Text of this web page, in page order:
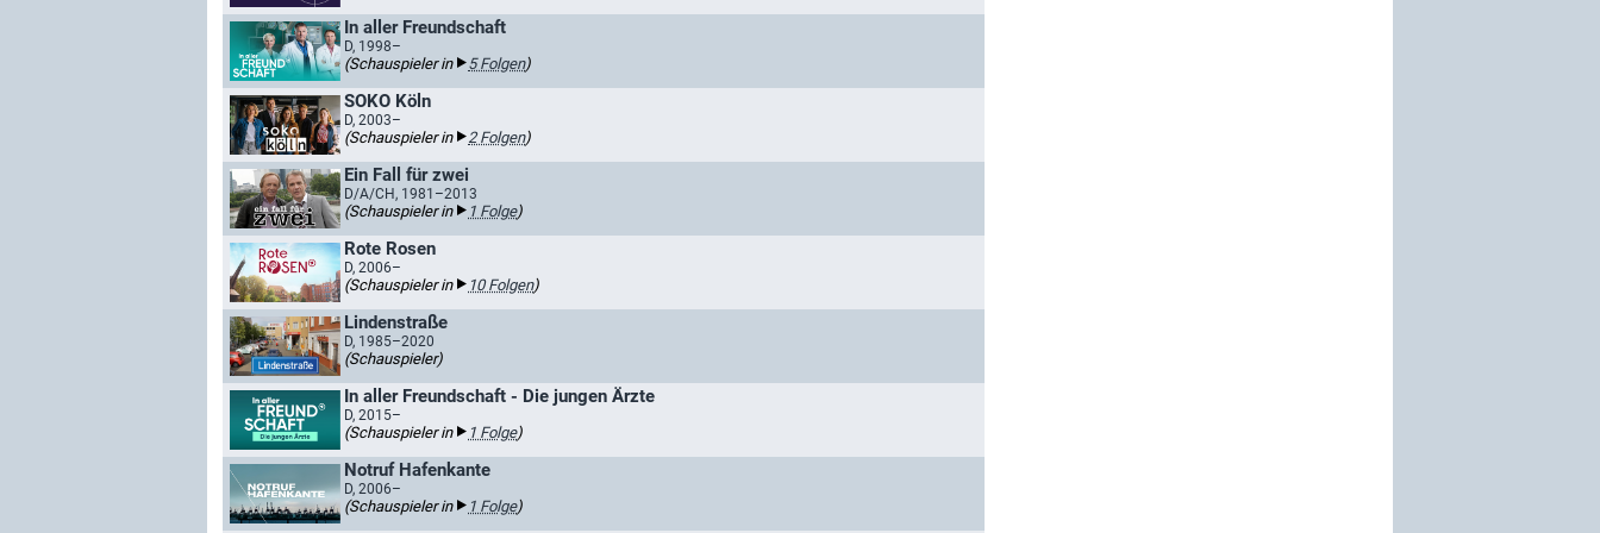
In aller Freundschaft
D, 1998–
(Schauspieler in 5 Folgen)
SOKO Köln
D, 2003–
(Schauspieler in 2 Folgen)
Ein Fall für zwei
D/A/CH, 1981–2013
(Schauspieler in 1 Folge)
Rote Rosen
D, 2006–
(Schauspieler in 10 Folgen)
Lindenstraße
D, 1985–2020
(Schauspieler)
In aller Freundschaft - Die jungen Ärzte
D, 2015–
(Schauspieler in 1 Folge)
Notruf Hafenkante
D, 2006–
(Schauspieler in 1 Folge)